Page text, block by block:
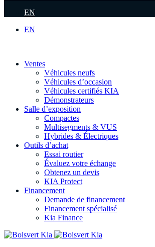
EN
EN
Ventes
Véhicules neufs
Véhicules d’occasion
Véhicules certifiés KIA
Démonstrateurs
Salle d’exposition
Compactes
Multisegments & VUS
Hybrides & Électriques
Outils d’achat
Essai routier
Évaluez votre échange
Obtenez un devis
KIA Protect
Financement
Demande de financement
Financement spécialisé
Kia Finance